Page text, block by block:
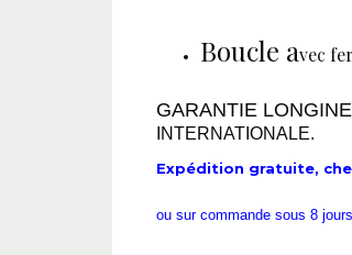
Boucle avec
GARANTIE
INTERNATIONALE.
Expédition gratuite,
ou sur commande sous 8 jours